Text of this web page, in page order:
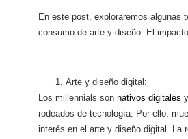
En este post, exploraremos algunas
consumo de arte y diseño: El
Arte y diseño digital:
Los millennials son nativos digitales
rodeados de tecnología. Por ello,
interés en el arte y diseño digital. La